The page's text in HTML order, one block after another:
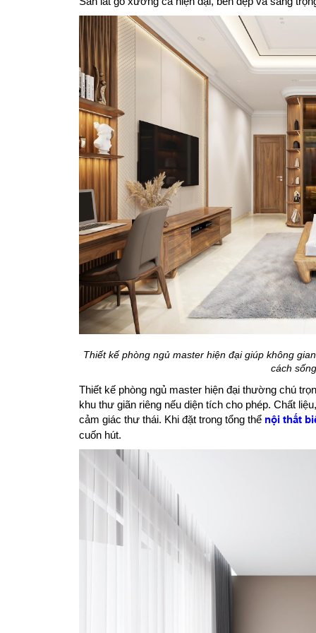
Thiết kế phòng ngủ master hiện đại giúp không
cách
Thiết kế phòng ngủ master hiện đại thường chú
khu thư giãn riêng nếu diện tích cho phép. Chất
cảm giác thư thái. Khi đặt trong tổng thể nội thất
cuốn hút.